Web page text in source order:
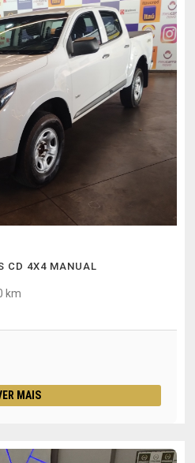
CD 4X4 MANUAL
km
MAIS